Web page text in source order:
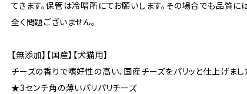
てきます。保管は冷暗所にてお願いします。その場合でも品質に
全く問題ございません。
【無添加】【国産】【犬猫用】
チーズの香りで嗜好性の高い、国産チーズをパリッと仕上げまし
★3センチ角の薄いパリパリチーズ